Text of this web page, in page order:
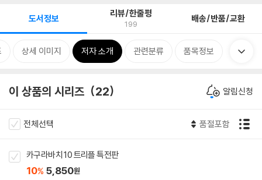
도서정보 리뷰/한줄평
199 배송/반품/교환
상세 이미지 저자 소개 관련분류 품목정보
이 상품의 시리즈 22 알림신청
전체선택 품절포함
카구라바치 10 트리플 특전판
10% 5,850원